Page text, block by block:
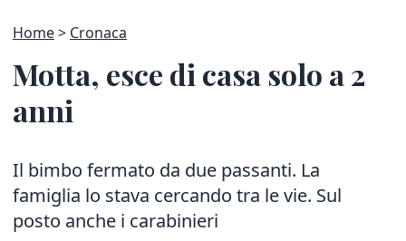
Home Cronaca
Motta, esce di casa solo a 2
anni
Il bimbo fermato da due passanti. La
famiglia lo stava cercando tra le vie. Sul
posto anche i carabinieri